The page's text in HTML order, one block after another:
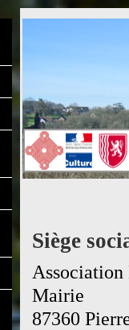
Siège
Mairie
87360